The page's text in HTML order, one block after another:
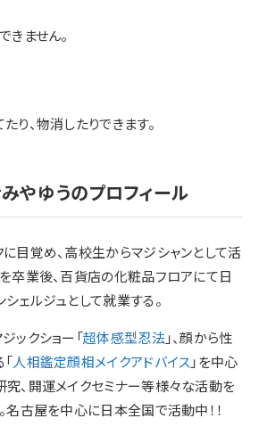
きません。
り、物消したりできます。
やゆうのプロフィール
目覚め、高校生からマジシャンとして活
卒業後、百貨店の化粧品フロアにて日
ェルジュとして就業する。
ックショー「超体感型忍法」、顔から性
人相鑑定顔相メイクアドバイス 」を中心
、開運メイクセミナー等様々な活動を
名古屋を中心に日本全国で活動中！！